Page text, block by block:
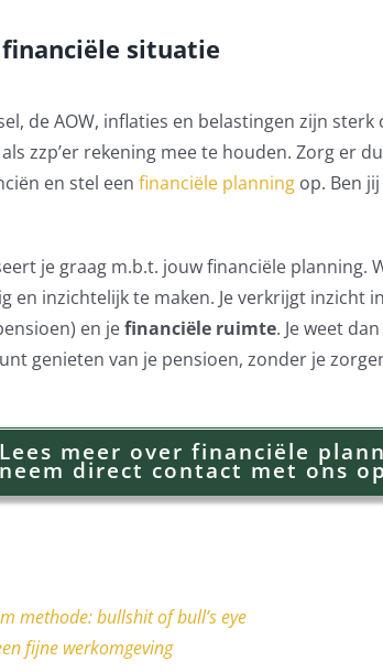
situatie
de AOW, inflaties en belastingen zijn
zzp’er rekening mee te houden. Zorg er
en stel een financiële planningop. Ben
je graag m.b.t. jouw financiële planning.
en inzichtelijk te maken. Je verkrijgt inzicht
en jefinanciële ruimte. Je weet
genieten van je pensioen, zonder je
Lees meer over financiële
neem direct contact met ons op
methode: bullshit of bull’s eye
fijne werkomgeving